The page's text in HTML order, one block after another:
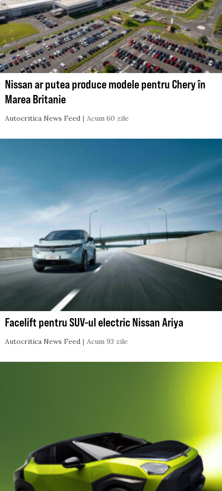
Nissan ar putea produce modele pentru Chery în
Marea Britanie
Autocritica News Feed Acum 60 zile
Facelift pentru SUV-ul electric Nissan Ariya
Autocritica News Feed Acum 93 zile